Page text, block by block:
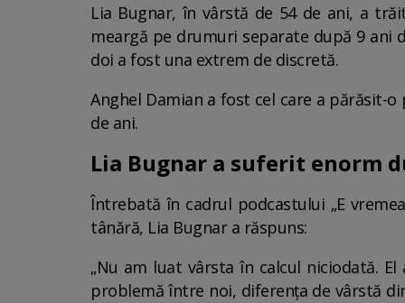
Lia Bugnar, în vârstă de 54 de ani, a
meargă pe drumuri separate după 9 ani
doi a fost una extrem de discretă.
Anghel Damian a fost cel care a părăsit-
de ani.
Lia Bugnar a suferit enorm
Întrebată în cadrul podcastului „E
tânără, Lia Bugnar a răspuns:
„Nu am luat vârsta în calcul niciodată.
problemă între noi, diferența de vârstă